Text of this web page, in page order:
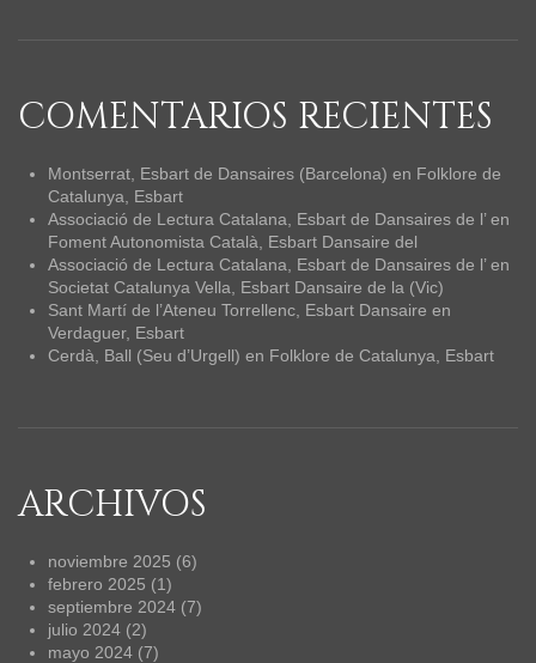
COMENTARIOS RECIENTES
Montserrat, Esbart de Dansaires (Barcelona) en Folklore de
Catalunya, Esbart
Associació de Lectura Catalana, Esbart de Dansaires de l’en
Foment Autonomista Català, Esbart Dansaire del
Associació de Lectura Catalana, Esbart de Dansaires de l’en
Societat Catalunya Vella, Esbart Dansaire de la (Vic)
Sant Martí de l’Ateneu Torrellenc, Esbart Dansaire en
Verdaguer, Esbart
Cerdà, Ball (Seu d’Urgell) en Folklore de Catalunya, Esbart
ARCHIVOS
noviembre 2025 (6)
febrero 2025 (1)
septiembre 2024 (7)
julio 2024 (2)
mayo 2024 (7)